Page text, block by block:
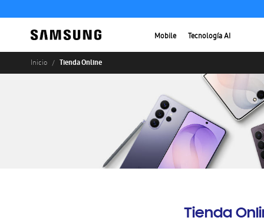
Mobile Tecnología AI
Inicio Tienda Online
Tienda